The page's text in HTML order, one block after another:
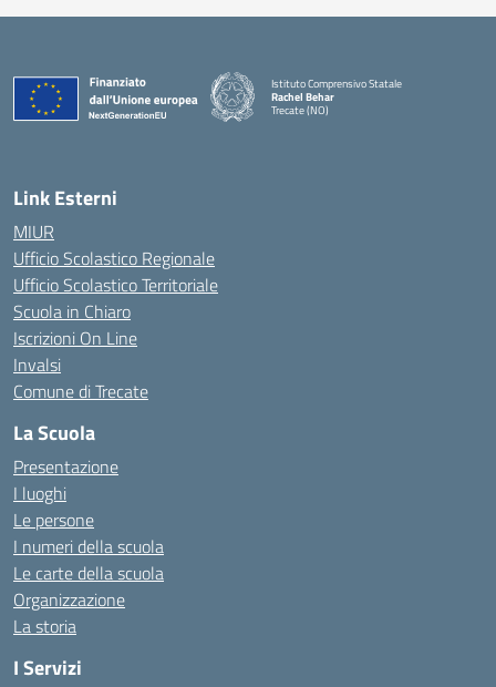
Istituto Comprensivo Statale
Rachel Behar
Trecate (NO)
Link Esterni
MIUR
Ufficio Scolastico Regionale
Ufficio Scolastico Territoriale
Scuola in Chiaro
Iscrizioni On Line
Invalsi
Comune di Trecate
La Scuola
Presentazione
I luoghi
Le persone
I numeri della scuola
Le carte della scuola
Organizzazione
La storia
I Servizi